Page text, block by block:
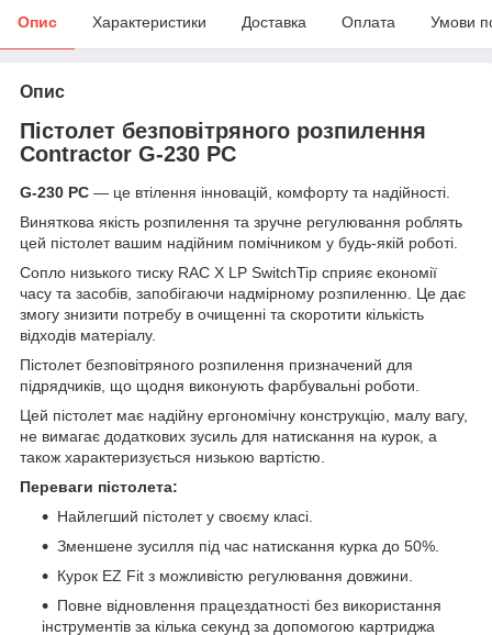
Опис Характеристики Доставка Оплата Умови
Опис
Пістолет безповітряного розпилення
Contractor G-230 PC
G-230 PC — це втілення інновацій, комфорту та надійності.
Виняткова якість розпилення та зручне регулювання роблять
цей пістолет вашим надійним помічником у будь-якій роботі.
Сопло низького тиску RAC X LP SwitchTip сприяє економії
часу та засобів, запобігаючи надмірному розпиленню. Це дає
змогу знизити потребу в очищенні та скоротити кількість
відходів матеріалу.
Пістолет безповітряного розпилення призначений для
підрядчиків, що щодня виконують фарбувальні роботи.
Цей пістолет має надійну ергономічну конструкцію, малу вагу,
не вимагає додаткових зусиль для натискання на курок, а
також характеризується низькою вартістю.
Переваги пістолета:
Найлегший пістолет у своєму класі.
Зменшене зусилля під час натискання курка до 50%.
Курок EZ Fit з можливістю регулювання довжини.
Повне відновлення працездатності без використання
інструментів за кілька секунд за допомогою картриджа